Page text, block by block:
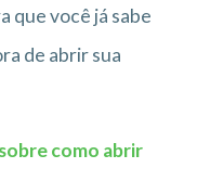
que você já sabe
de abrir sua
como abrir